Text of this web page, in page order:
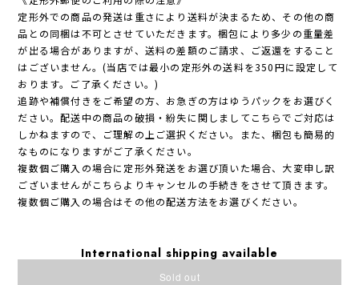
定形外での商品の発送は重さにより送料が決まるため、その他の商
品との同梱は不可とさせていただきます。梱包により多少の重量差
が出る場合がありますが、送料の差額のご請求、ご返還をすること
はございません。(当店では最小の定形外の送料を350円に設定して
おります。ご了承ください。)
追跡や補償付きをご希望の方、お急ぎの方はゆうパックをお選びく
ださい。配送中の商品の破損・紛失に関しましてこちらでご対応は
しかねますので、ご理解の上ご選択ください。また、梱包も簡易的
なものになりますがご了承ください。
複数個ご購入の場合に定形外発送をお選び頂いた場合、大変申し訳
ございませんがこちらよりキャンセルの手続きをさせて頂きます。
複数個ご購入の場合はその他の配送方法をお選びください。
International shipping available
Sold out